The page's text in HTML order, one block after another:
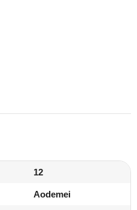
12
Aodemei